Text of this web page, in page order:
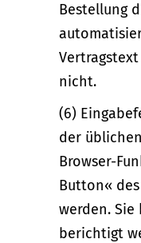
Bestellung
nicht.
(6)
der
Browser-
Button«
werden. Sie
berichtigt